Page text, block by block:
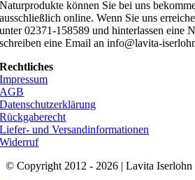
Naturprodukte können Sie bei uns
ausschließlich online. Wenn Sie uns
unter 02371-158589 und hinterlassen eine
schreiben eine Email an info@lavita-
Rechtliches
Impressum
AGB
Datenschutzerklärung
Rückgaberecht
Liefer- und Versandinformationen
Widerruf
© Copyright 2012 - 2026 | Lavita Iserlohn